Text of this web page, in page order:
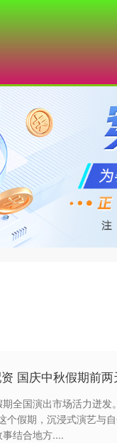
国庆中秋假期前
期全国演出市场活力迸
个假期，沉浸式演艺与
结合地方....